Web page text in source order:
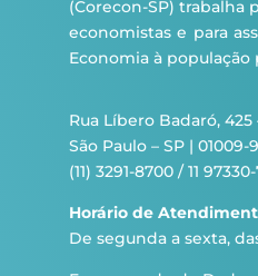
(Corecon-SP) trabalha
economistas e para
Economia à população
Rua Líbero Badaró, 425
São Paulo – SP | 01009-
(11) 3291-8700 / 11
Horário de
De segunda a sexta,